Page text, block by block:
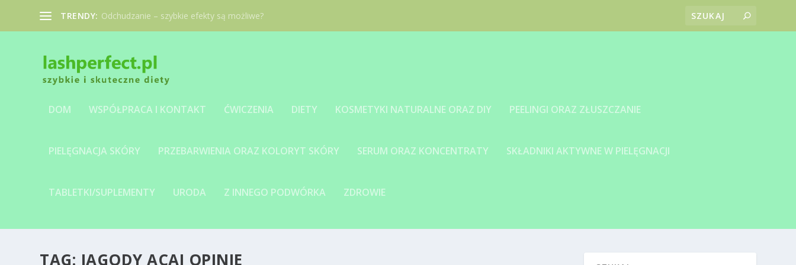
TRENDY: Odchudzanie – szybkie efekty są możliwe?
DOM WSPÓŁPRACA I KONTAKT ĆWICZENIA DIETY KOSMETYKI NATURALNE ORAZ DIY PEELINGI ORAZ ZŁUSZCZANIE
PIELĘGNACJA SKÓRY PRZEBARWIENIA ORAZ KOLORYT SKÓRY SERUM ORAZ KONCENTRATY SKŁADNIKI AKTYWNE W PIELĘGNACJI
TABLETKI/SUPLEMENTY URODA Z INNEGO PODWÓRKA ZDROWIE
TAG: JAGODY ACAI OPINIE